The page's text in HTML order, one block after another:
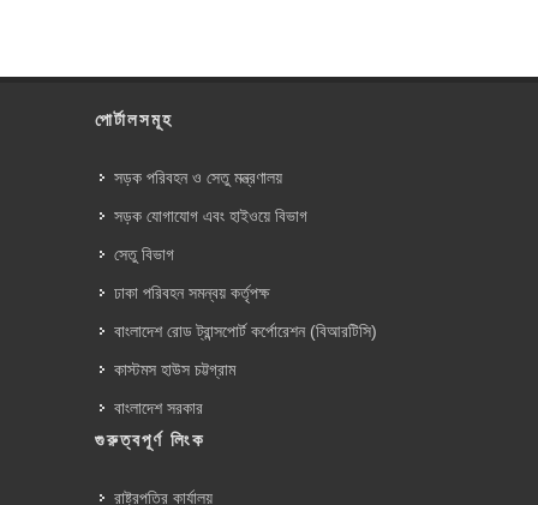
পোর্টালসমূহ
সড়ক পরিবহন ও সেতু মন্ত্রণালয়
সড়ক যোগাযোগ এবং হাইওয়ে বিভাগ
সেতু বিভাগ
ঢাকা পরিবহন সমন্বয় কর্তৃপক্ষ
বাংলাদেশ রোড ট্রান্সপোর্ট কর্পোরেশন (বিআরটিসি)
কাস্টমস হাউস চট্টগ্রাম
বাংলাদেশ সরকার
গুরুত্বপূর্ণ লিংক
রাষ্ট্রপতির কার্যালয়